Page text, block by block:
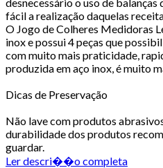
fácil a realização daquelas
O Jogo de Colheres Medidoras
inox e possui 4 peças que
com muito mais praticidade,
produzida em aço inox, é muito
Dicas de Preservação
Não lave com produtos
durabilidade dos produtos
guardar.
Ler descri��o completa